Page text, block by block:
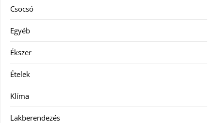
Csocsó
Egyéb
Ékszer
Ételek
Klíma
Lakberendezés